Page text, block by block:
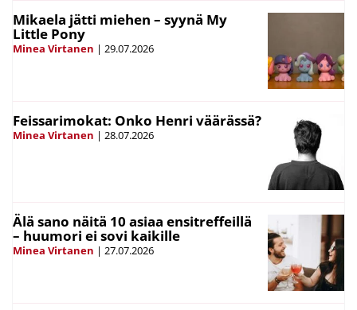
Mikaela jätti miehen – syynä My
Little Pony
Minea Virtanen | 29.07.2026
Feissarimokat: Onko Henri väärässä?
Minea Virtanen | 28.07.2026
Älä sano näitä 10 asiaa ensitreffeillä
– huumori ei sovi kaikille
Minea Virtanen | 27.07.2026